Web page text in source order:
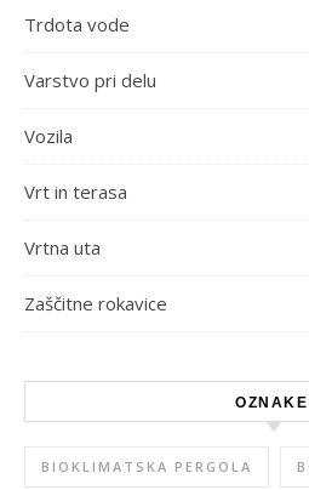
Trdota vode
Varstvo pri delu
Vozila
Vrt in terasa
Vrtna uta
Zaščitne rokavice
OZNAKE
BIOKLIMATSKA PERGOLA